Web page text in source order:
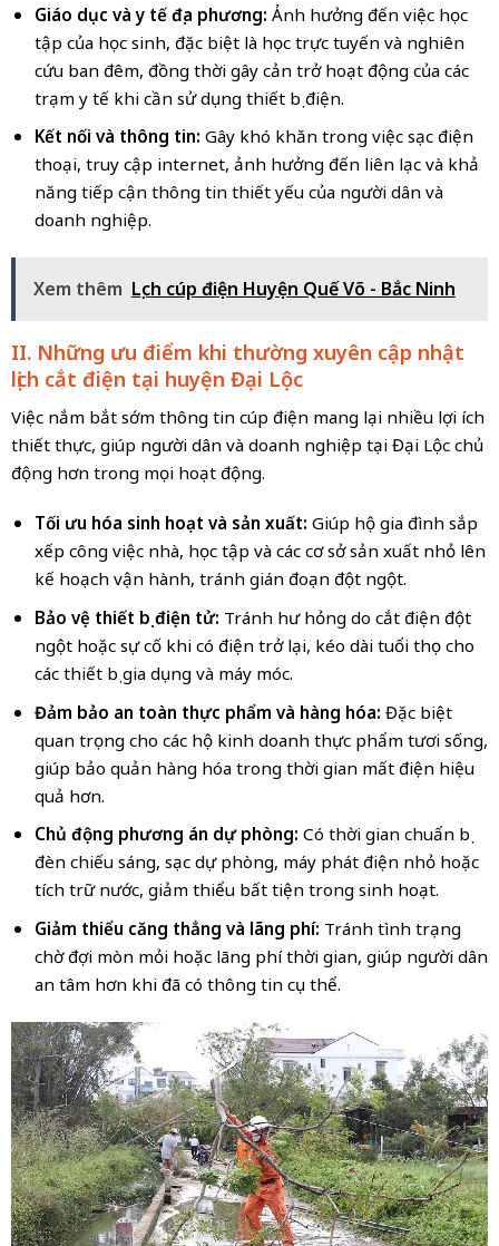
Giáo dục và y tế địa phương: Ảnh hưởng đến việc học
tập của học sinh, đặc biệt là học trực tuyến và nghiên
cứu ban đêm, đồng thời gây cản trở hoạt động của các
trạm y tế khi cần sử dụng thiết bị điện.
Kết nối và thông tin: Gây khó khăn trong việc sạc điện
thoại, truy cập internet, ảnh hưởng đến liên lạc và khả
năng tiếp cận thông tin thiết yếu của người dân và
doanh nghiệp.
Xem thêm Lịch cúp điện Huyện Quế Võ - Bắc Ninh
II. Những ưu điểm khi thường xuyên cập nhật
lịch cắt điện tại huyện Đại Lộc
Việc nắm bắt sớm thông tin cúp điện mang lại nhiều lợi ích
thiết thực, giúp người dân và doanh nghiệp tại Đại Lộc chủ
động hơn trong mọi hoạt động.
Tối ưu hóa sinh hoạt và sản xuất: Giúp hộ gia đình sắp
xếp công việc nhà, học tập và các cơ sở sản xuất nhỏ lên
kế hoạch vận hành, tránh gián đoạn đột ngột.
Bảo vệ thiết bị điện tử: Tránh hư hỏng do cắt điện đột
ngột hoặc sự cố khi có điện trở lại, kéo dài tuổi thọ cho
các thiết bị gia dụng và máy móc.
Đảm bảo an toàn thực phẩm và hàng hóa: Đặc biệt
quan trọng cho các hộ kinh doanh thực phẩm tươi sống,
giúp bảo quản hàng hóa trong thời gian mất điện hiệu
quả hơn.
Chủ động phương án dự phòng: Có thời gian chuẩn bị
đèn chiếu sáng, sạc dự phòng, máy phát điện nhỏ hoặc
tích trữ nước, giảm thiểu bất tiện trong sinh hoạt.
Giảm thiểu căng thẳng và lãng phí: Tránh tình trạng
chờ đợi mòn mỏi hoặc lãng phí thời gian, giúp người dân
an tâm hơn khi đã có thông tin cụ thể.